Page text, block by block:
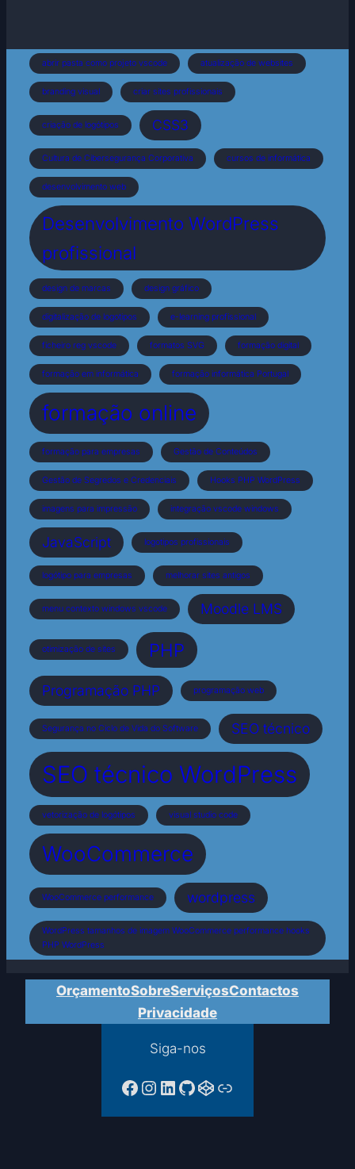
abrir pasta como projeto vscode atualização de websites
branding visual criar sites profissionais
criação de logótipos CSS3
Cultura de Cibersegurança Corporativa cursos de informática
desenvolvimento web
Desenvolvimento WordPress
profissional
design de marcas design gráfico
digitalização de logotipos e-learning profissional
ficheiro reg vscode formatos SVG formação digital
formação em informática formação informática Portugal
formação online
formação para empresas Gestão de Conteúdos
Gestão de Segredos e Credenciais Hooks PHP WordPress
imagens para impressão integração vscode windows
JavaScript logotipos profissionais
logótipo para empresas melhorar sites antigos
menu contexto windows vscode Moodle LMS
otimização de sites PHP
Programação PHP programação web
Segurança no Ciclo de Vida do Software SEO técnico
SEO técnico WordPress
vetorização de logótipos visual studio code
WooCommerce
WooCommerce performance wordpress
WordPress tamanhos de imagem WooCommerce performance hooks
PHP WordPress
OrçamentoSobreServiçosContactos
Privacidade
Siga-nos
Facebook da PTPAC
Instagram
LinkedIn
GitHub
CodePen
Ligação